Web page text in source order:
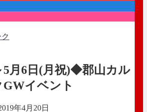
5月6日(月祝)◆郡山カル
イベント
年4月20日